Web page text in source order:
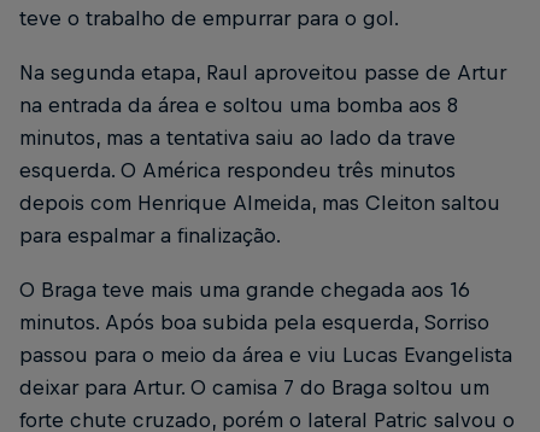
teve o trabalho de empurrar para o gol.
Na segunda etapa, Raul aproveitou passe de Artur
na entrada da área e soltou uma bomba aos 8
minutos, mas a tentativa saiu ao lado da trave
esquerda. O América respondeu três minutos
depois com Henrique Almeida, mas Cleiton saltou
para espalmar a finalização.
O Braga teve mais uma grande chegada aos 16
minutos. Após boa subida pela esquerda, Sorriso
passou para o meio da área e viu Lucas Evangelista
deixar para Artur. O camisa 7 do Braga soltou um
forte chute cruzado, porém o lateral Patric salvou o